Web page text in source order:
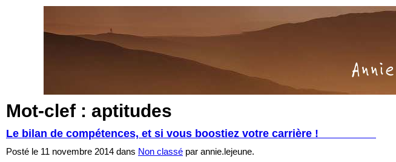
Mot-clef : aptitudes
Le bilan de compétences, et si vous boostiez votre carrière !
Posté le 11 novembre 2014 dans Non classé par annie.lejeune.